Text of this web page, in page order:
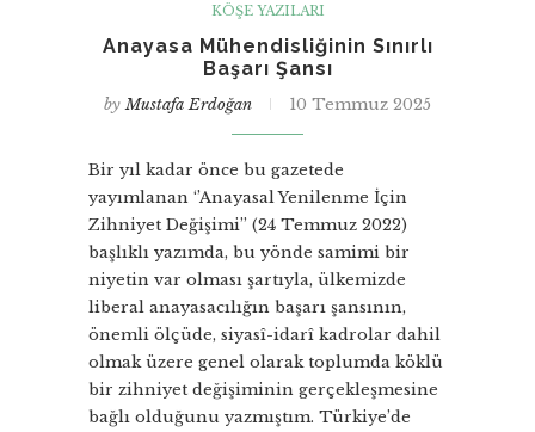
KÖŞE YAZILARI
Anayasa Mühendisliğinin Sınırlı
Başarı Şansı
byMustafa Erdoğan 10 Temmuz 2025
Bir yıl kadar önce bu gazetede
yayımlanan ‘’Anayasal Yenilenme İçin
Zihniyet Değişimi’’ (24 Temmuz 2022)
başlıklı yazımda, bu yönde samimi bir
niyetin var olması şartıyla, ülkemizde
liberal anayasacılığın başarı şansının,
önemli ölçüde, siyasî-idarî kadrolar dahil
olmak üzere genel olarak toplumda köklü
bir zihniyet değişiminin gerçekleşmesine
bağlı olduğunu yazmıştım. Türkiye’de